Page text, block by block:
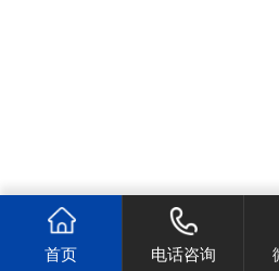
首页 电话咨询